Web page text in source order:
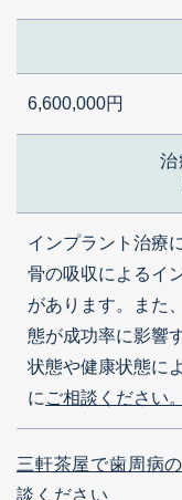
6,600,000円
インプラント治療
骨の吸収によるイ
があります。また
態が成功率に影響
状態や健康状態に
に ご相談ください。
三軒茶屋で歯周病
談ください